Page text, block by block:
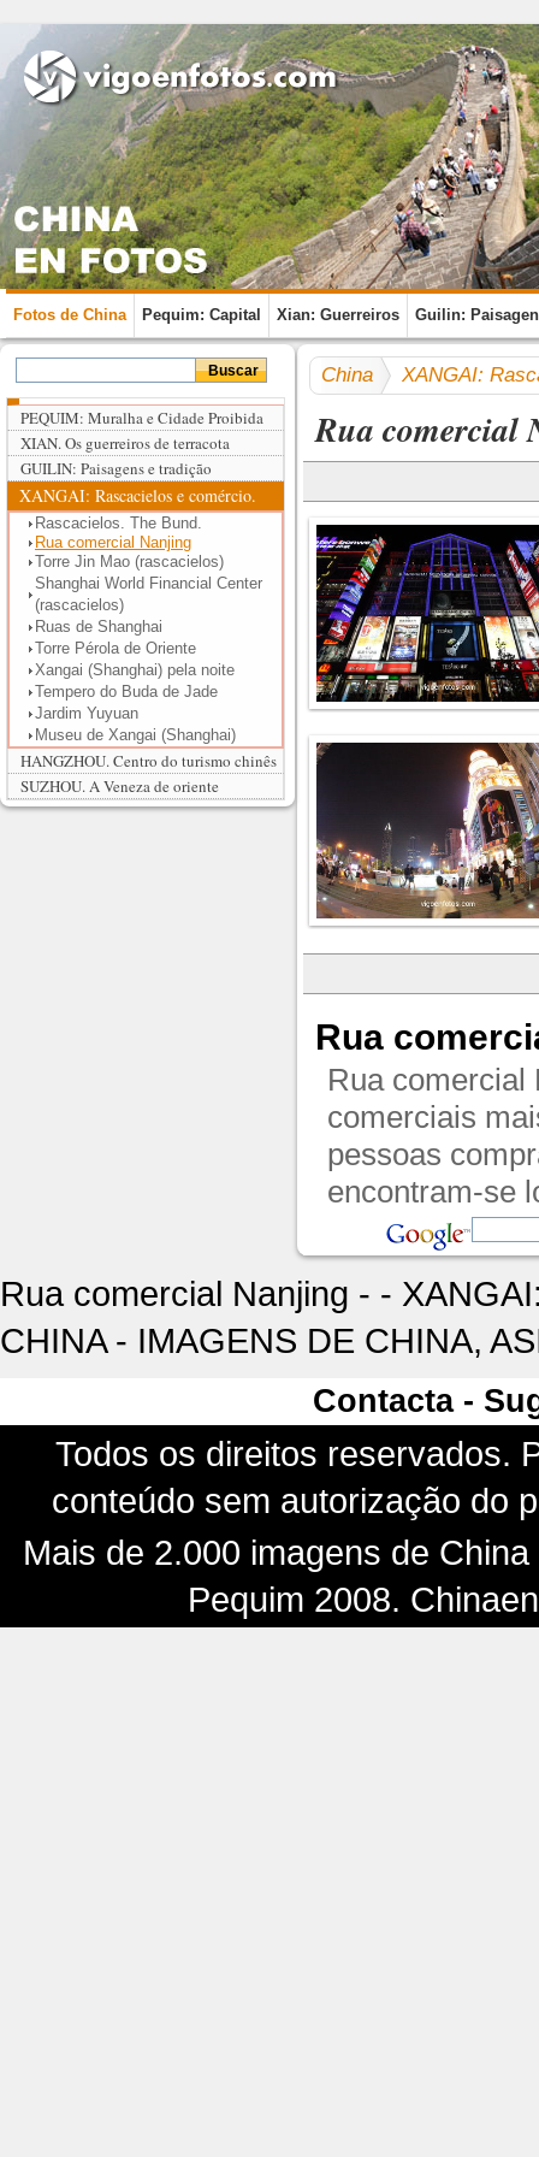
Fotos de China Pequim: Capital Xian: Guerreiros Guilin:
China XANGAI:
Rua comercial
Rua
Rua comercial
comerciais
pessoas
encontram-se
PEQUIM: Muralha e Cidade Proibida
XIAN. Os guerreiros de terracota
GUILIN: Paisagens e tradição
XANGAI: Rascacielos e comércio.
Rascacielos. The Bund.
Rua comercial Nanjing
Torre Jin Mao (rascacielos)
Shanghai World Financial Center
(rascacielos)
Ruas de Shanghai
Torre Pérola de Oriente
Xangai (Shanghai) pela noite
Tempero do Buda de Jade
Jardim Yuyuan
Museu de Xangai (Shanghai)
HANGZHOU. Centro do turismo chinês
SUZHOU. A Veneza de oriente
Rua comercial Nanjing - -
CHINA - IMAGENS DE CHINA,
Contacta -
Todos os direitos reservados.
conteúdo sem autorização do
Mais de 2.000 imagens de
Pequim 2008.